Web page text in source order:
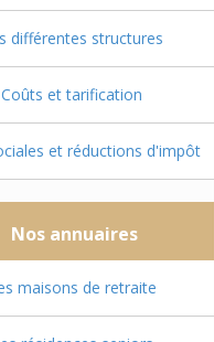
différentes structures
Coûts et tarification
et réductions d'impôt
Nos annuaires
maisons de retraite